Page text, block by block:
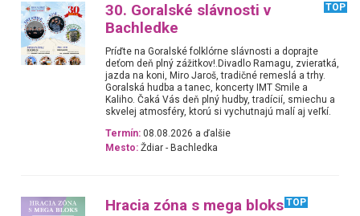
30. Goralské slávnosti v
Bachledke
TOP
Príďte na Goralské folklórne slávnosti a doprajte
deťom deň plný zážitkov!.Divadlo Ramagu, zvieratká,
jazda na koni, Miro Jaroš, tradičné remeslá a trhy.
Goralská hudba a tanec, koncerty IMT Smile a
Kaliho. Čaká Vás deň plný hudby, tradícií, smiechu a
skvelej atmosféry, ktorú si vychutnajú malí aj veľkí.
Termín: 08.08.2026 a ďalšie
Mesto: Ždiar - Bachledka
Hracia zóna s mega bloks TOP